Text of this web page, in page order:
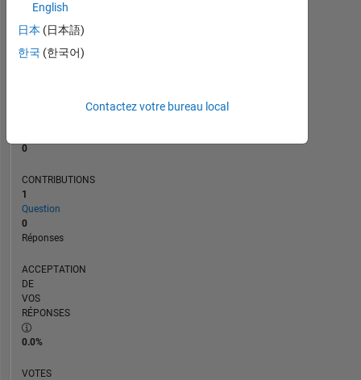
RANG
137
0
CONTRIBUTIONS
1
Question
0
Réponses
ACCEPTATION
DE
VOS
RÉPONSES
0.0%
VOTES
English
日本 (日本語)
한국 (한국어)
Contactez votre bureau local